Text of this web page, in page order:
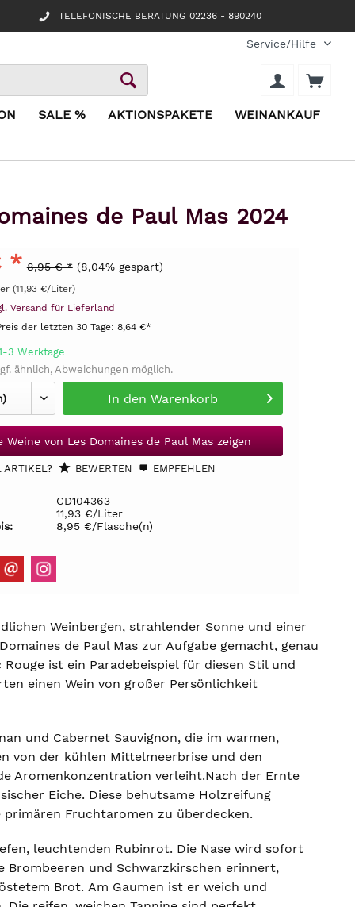
TELEFONISCHE BERATUNG 02236 - 890240
Service/Hilfe
SALE % AKTIONSPAKETE WEINANKAUF
de Paul Mas 2024
* 8,95 € * (8,04% gespart)
(11,93 €/Liter)
Versand für Lieferland
der letzten 30 Tage: 8,64 €*
3 Werktage
ähnlich, Abweichungen möglich.
In den Warenkorb
Weine von Les Domaines de Paul Mas zeigen
ARTIKEL? BEWERTEN EMPFEHLEN
CD104363
11,93 €/Liter
8,95 €/Flasche(n)
Weinbergen, strahlender Sonne und einer
de Paul Mas zur Aufgabe gemacht, genau
ist ein Paradebeispiel für diesen Stil und
einen Wein von großer Persönlichkeit
und Cabernet Sauvignon, die im warmen,
von der kühlen Mittelmeerbrise und den
Aromenkonzentration verleiht.Nach der Ernte
Eiche. Diese behutsame Holzreifung
Fruchtaromen zu überdecken.
leuchtenden Rubinrot. Die Nase wird sofort
und Schwarzkirschen erinnert,
Brot. Am Gaumen ist er weich und